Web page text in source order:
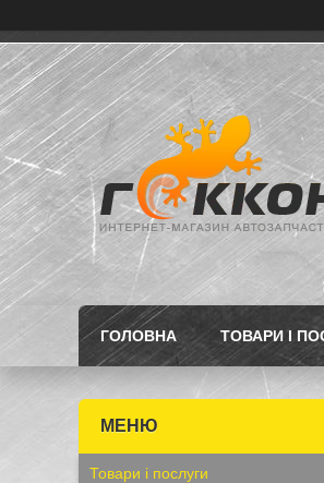
ГОЛОВНА ТОВАРИ І
Товари і послуги